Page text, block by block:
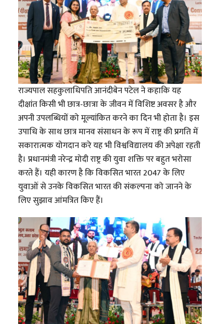
राज्यपाल सहकुलाधिपति आनंदीबेन पटेल ने कहाकि यह
दीक्षांत किसी भी छात्र-छात्रा के जीवन में विशिष्ट अवसर है और
अपनी उपलब्धियों को मूल्यांकित करने का दिन भी होता है। इस
उपाधि के साथ छात्र मानव संसाधन के रूप में राष्ट्र की प्रगति में
सकारात्मक योगदान करे यह भी विश्वविद्यालय की अपेक्षा रहती
है। प्रधानमंत्री नरेन्द्र मोदी राष्ट्र की युवा शक्ति पर बहुत भरोसा
करते हैं। यही कारण है कि विकसित भारत 2047 के लिए
युवाओं से उनके विकसित भारत की संकल्पना को जानने के
लिए सुझाव आंमत्रित किए हैं।